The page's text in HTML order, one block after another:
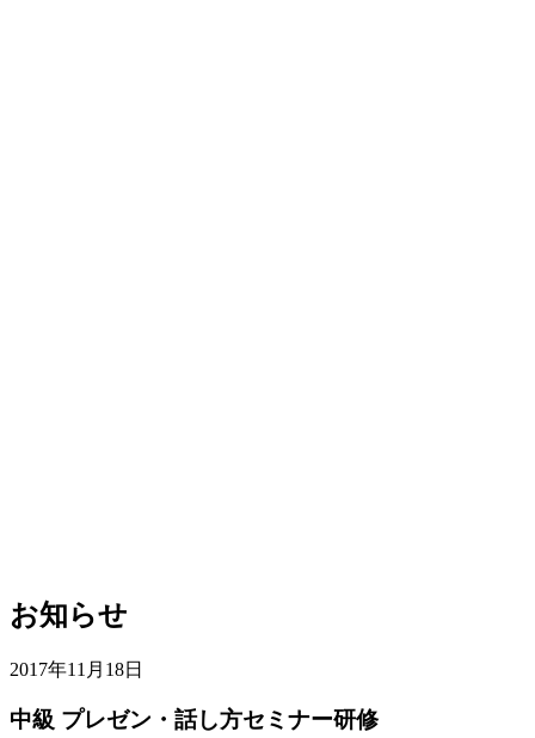
お知らせ
2017年11月18日
中級 プレゼン・話し方セミナー研修